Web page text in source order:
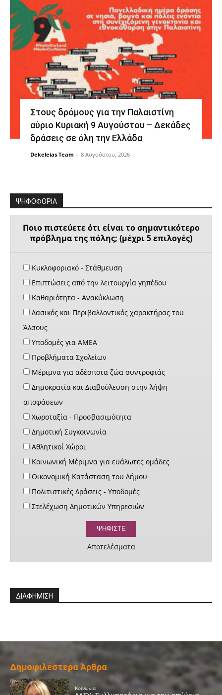
Στους δρόμους για την Παλαιστίνη
αύριο Κυριακή 9 Αυγούστου – Δεκάδες
δράσεις σε όλη την Ελλάδα
Dekeleias Team - 8 Αυγούστου, 2026
ΨΗΦΟΦΟΡΙΑ
Ποιο πιστεύετε ότι είναι το σημαντικότερο
πρόβλημα της πόλης; (μέχρι 5 επιλογές)
Κυκλοφοριακό - Στάθμευση
Επιπτώσεις από την λειτουργία γηπέδου
Καθαριότητα - Ανακύκλωση
Δασικός και Περιβαλλοντικός χαρακτήρας του
Άλσους
Υποδομές για ΑΜΕΑ
Προβλήματα Σχολείων
Μέριμνα για αδέσποτα ζώα συντροφιάς
Δημοκρατία και Διαβούλευση στην λήψη
αποφάσεων
Χωροταξία - Προσβασιμότητα
Δημοτική Συγκοινωνία
Αθλητικοί Χώροι
Κοινωνική Μέριμνα για ευάλωτες ομάδες
Οικονομική Κατάσταση του Δήμου
Πολιτιστικές Δράσεις - Υποδομές
Στελέχωση Δημοτικών Υπηρεσιών
Αποτελέσματα
ΔΙΑΦΗΜΙΣΗ
Δημοφιλέστερα Άρθρα